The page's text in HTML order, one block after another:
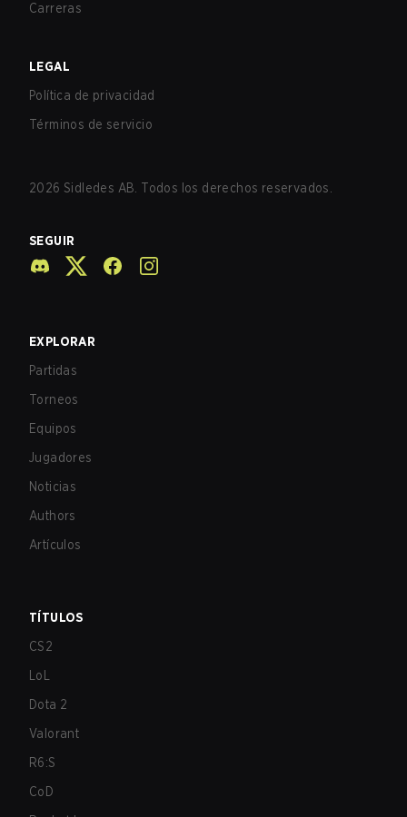
Carreras
LEGAL
Política de privacidad
Términos de servicio
2026 Sidledes AB. Todos los derechos reservados.
SEGUIR
EXPLORAR
Partidas
Torneos
Equipos
Jugadores
Noticias
Authors
Artículos
TÍTULOS
CS2
LoL
Dota 2
Valorant
R6:S
CoD